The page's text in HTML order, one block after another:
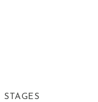
STAGES